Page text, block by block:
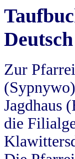
Zur
Jagdhaus
die